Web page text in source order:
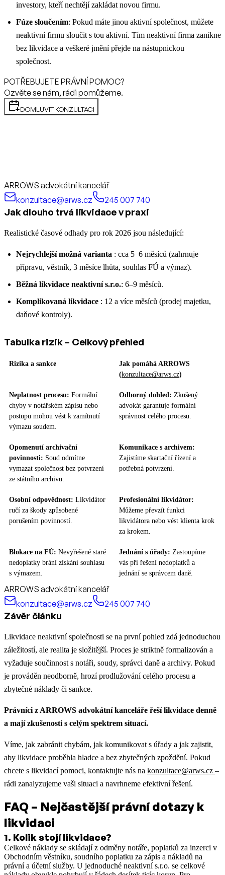
investory, kteří nechtějí zakládat novou firmu.
Fúze sloučením: Pokud máte jinou aktivní společnost, můžete
neaktivní firmu sloučit s tou aktivní. Tím neaktivní firma zanikne
bez likvidace a veškeré jmění přejde na nástupnickou
společnost.
POTŘEBUJETE PRÁVNÍ POMOC?
Ozvěte se nám, rádi pomůžeme.
DOMLUVIT KONZULTACI
ARROWS advokátní kancelář
konzultace@arws.cz
245 007 740
Jak dlouho trvá likvidace v praxi
Realistické časové odhady pro rok 2026 jsou následující:
Nejrychlejší možná varianta : cca 5–6 měsíců (zahrnuje
přípravu, věstník, 3 měsíce lhůta, souhlas FÚ a výmaz).
Běžná likvidace neaktivní s.r.o.: 6–9 měsíců.
Komplikovaná likvidace : 12 a více měsíců (prodej majetku,
daňové kontroly).
Tabulka rizik – Celkový přehled
Rizika a sankce
Jak pomáhá ARROWS
(konzultace@arws.cz)
Neplatnost procesu: Formální
chyby v notářském zápisu nebo
postupu mohou vést k zamítnutí
výmazu soudem.
Odborný dohled: Zkušený
advokát garantuje formální
správnost celého procesu.
Opomenutí archivační
povinnosti: Soud odmítne
vymazat společnost bez potvrzení
ze státního archivu.
Komunikace s archivem:
Zajistíme skartační řízení a
potřebná potvrzení.
Osobní odpovědnost: Likvidátor
ručí za škody způsobené
porušením povinností.
Profesionální likvidátor:
Můžeme převzít funkci
likvidátora nebo vést klienta krok
za krokem.
Blokace na FÚ: Nevyřešené staré
nedoplatky brání získání souhlasu
s výmazem.
Jednání s úřady: Zastoupíme
vás při řešení nedoplatků a
jednání se správcem daně.
ARROWS advokátní kancelář
konzultace@arws.cz
245 007 740
Závěr článku
Likvidace neaktivní společnosti se na první pohled zdá jednoduchou
záležitostí, ale realita je složitější. Proces je striktně formalizován a
vyžaduje součinnost s notáři, soudy, správci daně a archivy. Pokud
je prováděn neodborně, hrozí prodlužování celého procesu a
zbytečné náklady či sankce.
Právníci z ARROWS advokátní kanceláře řeší likvidace denně
a mají zkušenosti s celým spektrem situací.
Víme, jak zabránit chybám, jak komunikovat s úřady a jak zajistit,
aby likvidace proběhla hladce a bez zbytečných zpoždění. Pokud
chcete s likvidací pomoci, kontaktujte nás na konzultace@arws.cz –
rádi zanalyzujeme vaši situaci a navrhneme efektivní řešení.
FAQ – Nejčastější právní dotazy k
likvidaci
1. Kolik stojí likvidace?
Celkové náklady se skládají z odměny notáře, poplatků za inzerci v
Obchodním věstníku, soudního poplatku za zápis a nákladů na
právní a účetní služby. U jednoduché neaktivní s.r.o. se celkové